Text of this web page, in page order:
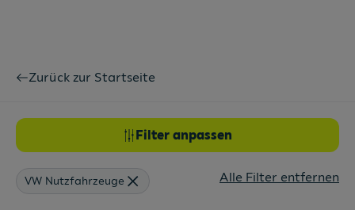
Zurück zur Startseite
Filter anpassen
VW Nutzfahrzeuge Alle Filter entfernen